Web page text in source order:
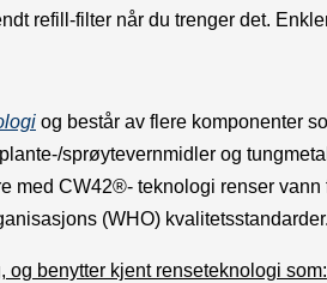
refill-filter når du trenger det.
og består av flere komponenter
sprøytevernmidler og
med CW42®- teknologi renser
(WHO) kvalitetsstandarder.
og benytter kjent renseteknologi som: